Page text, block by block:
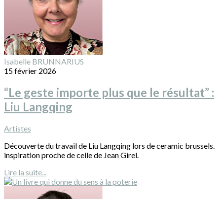
Isabelle BRUNNARIUS
15 février 2026
“Le geste importe plus que le résultat” :
Liu Langqing
Artistes
Découverte du travail de Liu Langqing lors de ceramic brussels.
inspiration proche de celle de Jean Girel.
Lire la suite...